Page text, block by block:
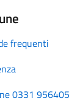
frequenti
0331 956405